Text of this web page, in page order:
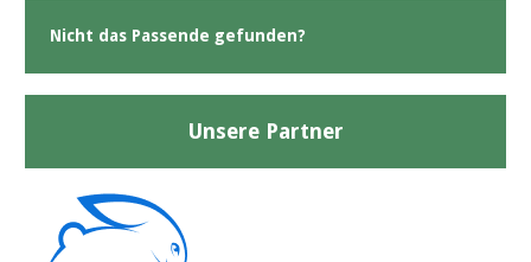
Nicht das Passende gefunden?
Unsere Partner